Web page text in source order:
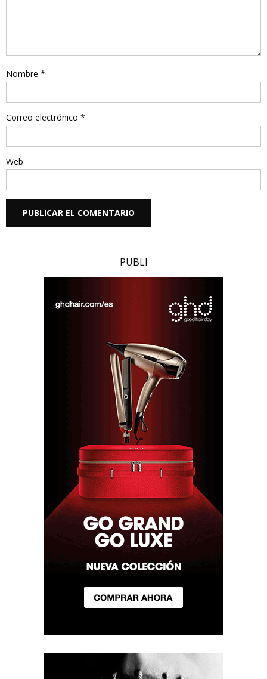
Nombre *
Correo electrónico *
Web
PUBLI